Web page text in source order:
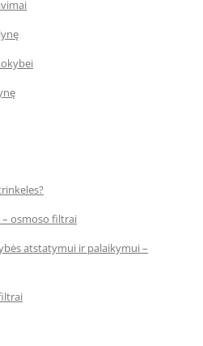
– osmoso filtrai
atstatymui ir palaikymui –